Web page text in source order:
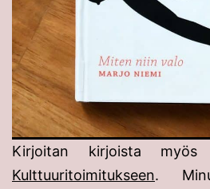
Kirjoitan kirjoista myös
Kulttuuritoimitukseen.